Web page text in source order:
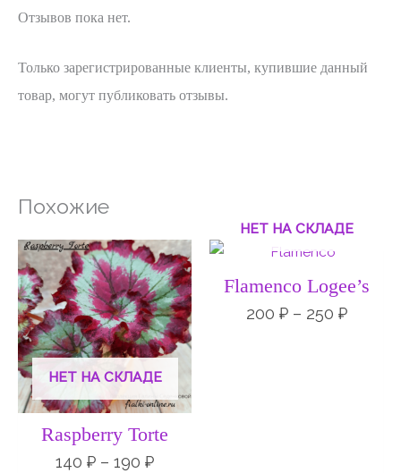
Отзывов пока нет.
Только зарегистрированные клиенты, купившие данный
товар, могут публиковать отзывы.
Похожие
НЕТ НА СКЛАДЕ
Raspberry Torte
140 ₽ – 190 ₽
Диапазон
цен:
140 ₽
–
190 ₽
НЕТ НА СКЛАДЕ
Flamenco Logee’s
200 ₽ – 250 ₽
200 ₽
–
250 ₽